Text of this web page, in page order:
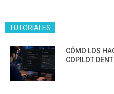
TUTORIALES
CÓMO LOS
COPILOT